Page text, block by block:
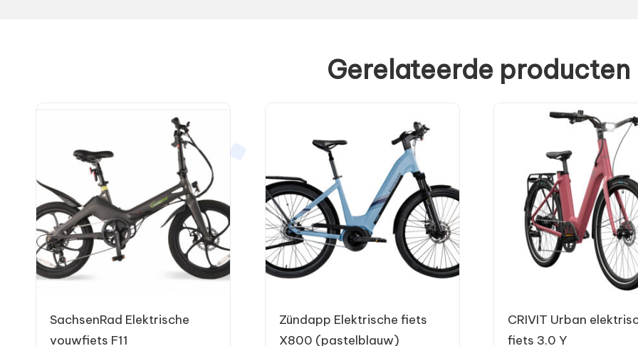
Gerelateerde producten
SachsenRad Elektrische
vouwfiets F11
Zündapp Elektrische fiets
X800 (pastelblauw)
CRIVIT Urban
fiets 3.0 Y